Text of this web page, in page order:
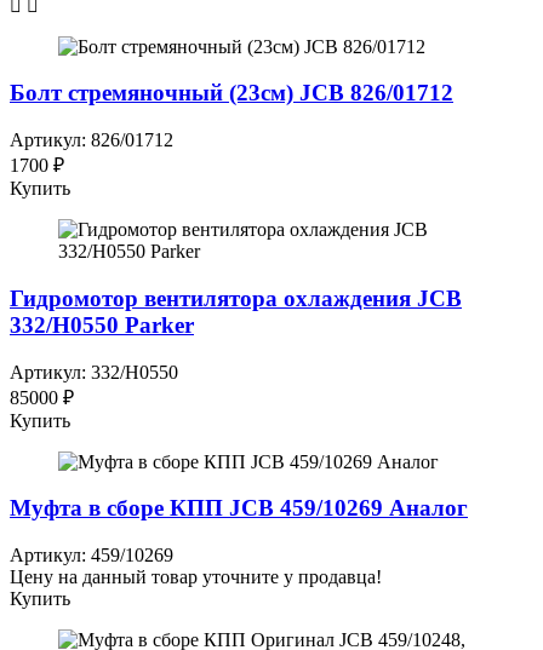
Болт стремяночный (23см) JCB 826/01712
Артикул: 826/01712
1700 ₽
Купить
Гидромотор вентилятора охлаждения JCB
332/H0550 Parker
Артикул: 332/H0550
85000 ₽
Купить
Муфта в сборе КПП JCB 459/10269 Аналог
Артикул: 459/10269
Цену на данный товар уточните у продавца!
Купить